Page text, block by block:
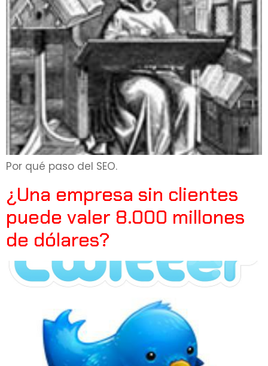
Por qué paso del SEO.
¿Una empresa sin clientes
puede valer 8.000 millones
de dólares?